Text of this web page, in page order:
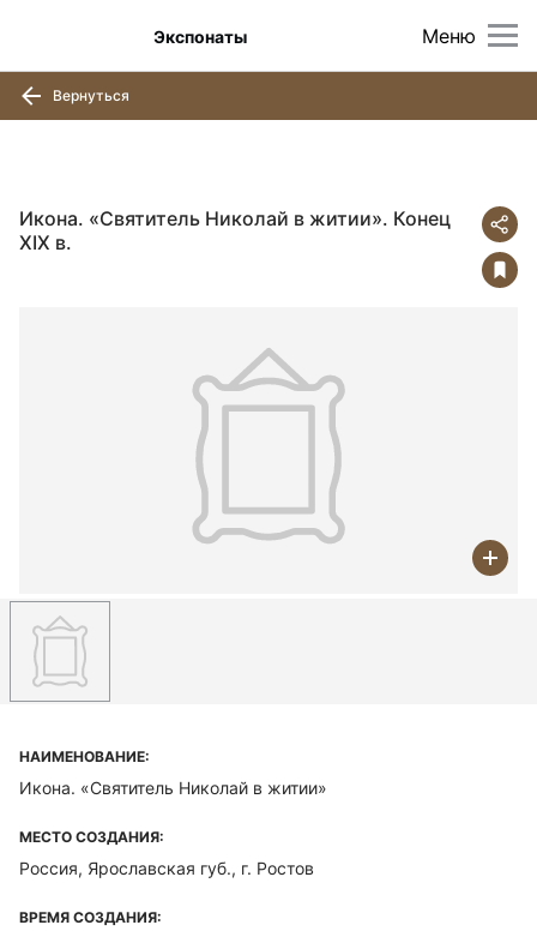
Меню
Экспонаты
Вернуться
Икона. «Святитель Николай в житии». Конец
XIX в.
НАИМЕНОВАНИЕ:
Икона. «Святитель Николай в житии»
МЕСТО СОЗДАНИЯ:
Россия, Ярославская губ., г. Ростов
ВРЕМЯ СОЗДАНИЯ: